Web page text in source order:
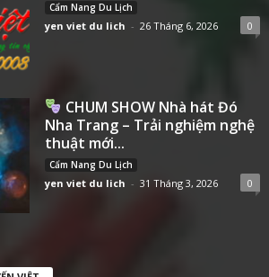
Cẩm Nang Du Lịch
yen viet du lich - 26 Tháng 6, 2026 0
CHUM SHOW Nhà hát Đó
Nha Trang – Trải nghiệm nghệ
thuật mới...
Cẩm Nang Du Lịch
yen viet du lich - 31 Tháng 3, 2026 0